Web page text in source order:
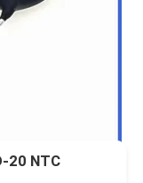
20 NTC